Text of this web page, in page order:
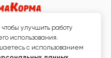
и ветаптека
сайте, не является публичной
улучшить работу
использования.
с использованием